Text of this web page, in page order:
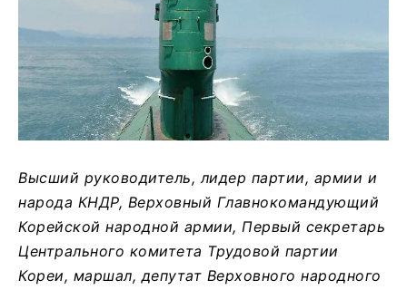
Высший руководитель, лидер партии, армии и
народа КНДР, Верховный Главнокомандующий
Корейской народной армии, Первый секретарь
Центрального комитета Трудовой партии
Кореи, маршал, депутат Верховного народного